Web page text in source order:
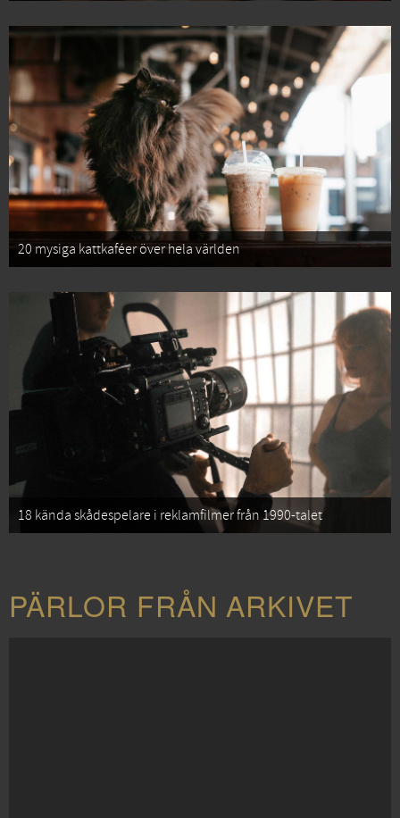
20 mysiga kattkaféer över hela världen
18 kända skådespelare i reklamfilmer från 1990-talet
PÄRLOR FRÅN ARKIVET